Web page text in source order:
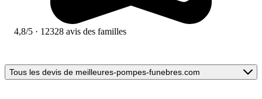
4,8/5 · 12328 avis des familles
Tous les devis de meilleures-pompes-funebres.com